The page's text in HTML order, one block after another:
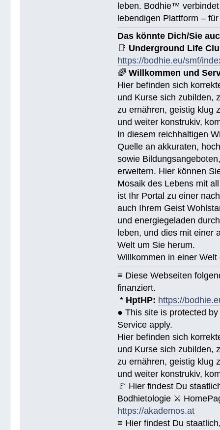
leben. Bodhie™
lebendigen Plattform –
Das könnte Dich/Sie
📑 Underground Life
https://bodhie.eu/smf/
🌈Willkommen und
Hier befinden sich
und Kurse sich zubilden,
zu ernähren, geistig klug
und weiter konstrukiv,
In diesem reichhaltigen
Quelle an akkuraten,
sowie
erweitern. Hier können
Mosaik des Lebens mit
ist Ihr Portal zu einer
auch Ihrem Geist
und energiegeladen
leben, und dies mit einer
Welt um Sie herum.
Willkommen in einer
≡ Diese Webseiten
finanziert.
* HptHP: https://
● This site is protected
Service apply.
Hier befinden sich
und Kurse sich zubilden,
zu ernähren, geistig klug
und weiter konstrukiv,
🚩 Hier findest Du
Bodhietologie ⚔
https://akademos.at
≡ Hier findest Du